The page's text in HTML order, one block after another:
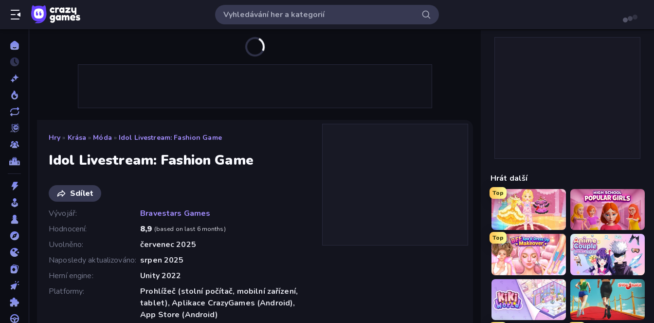
Hry » Krása » Móda » Idol Livestream: Fashion Game
Idol Livestream: Fashion Game
Sdílet
Vývojář
Bravestars Games
Hodnocení
8,9 (based on last 6 months)
Uvolněno
červenec 2025
Naposledy aktualizováno srpen 2025
Herní engine
Unity 2022
Platformy
Prohlížeč (stolní počítač, mobilní zařízení,
tablet), Aplikace CrazyGames (Android),
App Store (Android)
Hrát další
Top
Royal Glow Princess Makeover
Top
BFF Makeover - Spa & Dress Up Anime Couple: Avatar Maker
KiKi World Shoe Race